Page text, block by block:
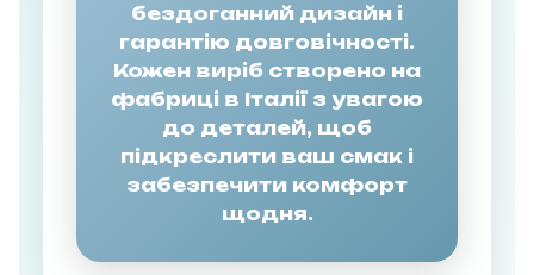
бездоганний дизайн і
гарантію довговічності.
Кожен виріб створено на
фабриці в Італії з увагою
до деталей, щоб
підкреслити ваш смак і
забезпечити комфорт
щодня.